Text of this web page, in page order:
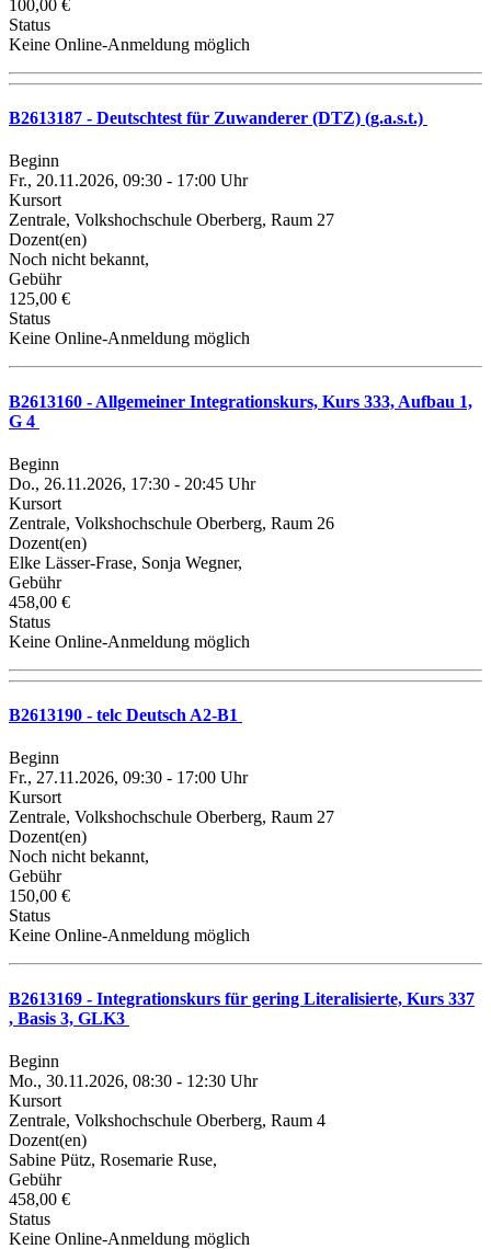
100,00 €
Status
Keine Online-Anmeldung möglich
B2613187 - Deutschtest für Zuwanderer (DTZ) (g.a.s.t.)
Beginn
Fr., 20.11.2026, 09:30 - 17:00 Uhr
Kursort
Zentrale, Volkshochschule Oberberg, Raum 27
Dozent(en)
Noch nicht bekannt,
Gebühr
125,00 €
Status
Keine Online-Anmeldung möglich
B2613160 - Allgemeiner Integrationskurs, Kurs 333, Aufbau 1,
G 4
Beginn
Do., 26.11.2026, 17:30 - 20:45 Uhr
Kursort
Zentrale, Volkshochschule Oberberg, Raum 26
Dozent(en)
Elke Lässer-Frase, Sonja Wegner,
Gebühr
458,00 €
Status
Keine Online-Anmeldung möglich
B2613190 - telc Deutsch A2-B1
Beginn
Fr., 27.11.2026, 09:30 - 17:00 Uhr
Kursort
Zentrale, Volkshochschule Oberberg, Raum 27
Dozent(en)
Noch nicht bekannt,
Gebühr
150,00 €
Status
Keine Online-Anmeldung möglich
B2613169 - Integrationskurs für gering Literalisierte, Kurs 337
, Basis 3, GLK3
Beginn
Mo., 30.11.2026, 08:30 - 12:30 Uhr
Kursort
Zentrale, Volkshochschule Oberberg, Raum 4
Dozent(en)
Sabine Pütz, Rosemarie Ruse,
Gebühr
458,00 €
Status
Keine Online-Anmeldung möglich